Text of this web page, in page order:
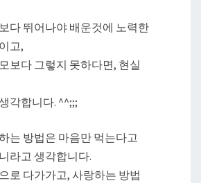
다 뛰어나야 배운것에 노력한
고,
보다 그렇지 못하다면, 현실
각합니다. ^^;;;
는 방법은 마음만 먹는다고
라고 생각합니다.
로 다가가고, 사랑하는 방법